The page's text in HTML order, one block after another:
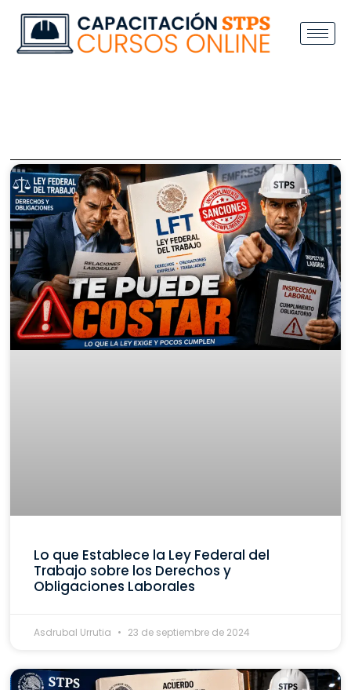
Lo que Establece la Ley Federal del
Trabajo sobre los Derechos y
Obligaciones Laborales
Asdrubal Urrutia 23 de septiembre de 2024